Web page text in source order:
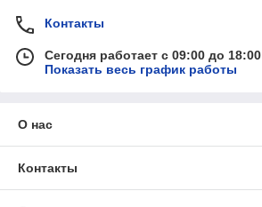
Контакты
Сегодня работает с 09:00 до 18:00
Показать весь график работы
О нас
Контакты